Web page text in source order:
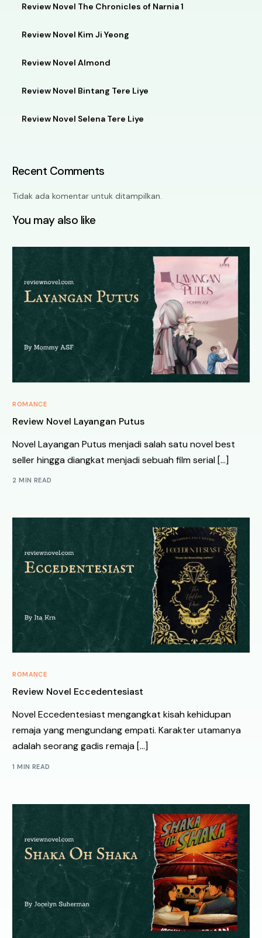
Review Novel The Chronicles of Narnia 1
Review Novel Kim Ji Yeong
Review Novel Almond
Review Novel Bintang Tere Liye
Review Novel Selena Tere Liye
Recent Comments
Tidak ada komentar untuk ditampilkan.
You may also like
ROMANCE
Review Novel Layangan Putus
Novel Layangan Putus menjadi salah satu novel best
seller hingga diangkat menjadi sebuah film serial […]
2 MIN READ
ROMANCE
Review Novel Eccedentesiast
Novel Eccedentesiast mengangkat kisah kehidupan
remaja yang mengundang empati. Karakter utamanya
adalah seorang gadis remaja […]
1 MIN READ